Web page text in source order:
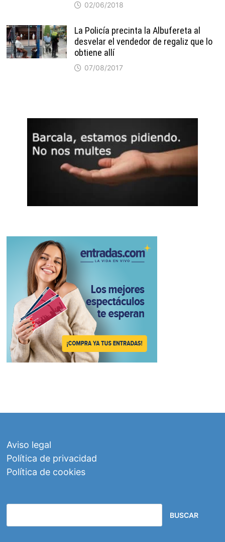
02/06/2018
La Policía precinta la Albufereta al
desvelar el vendedor de regaliz que lo
obtiene allí
07/08/2017
Aviso legal
Política de privacidad
Política de cookies
BUSCAR